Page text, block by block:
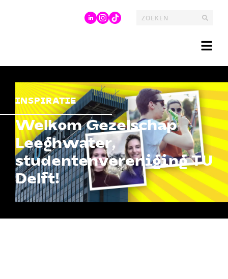
INSPIRATIE
Welkom Gezelschap
Leeghwater,
studentenvereniging TU
Delft!